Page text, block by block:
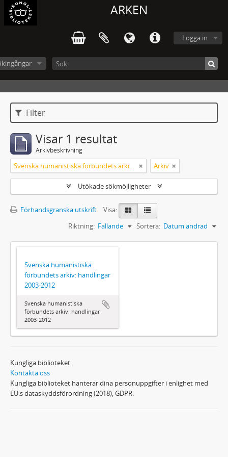
ARKEN
Logga in
Filter
Visar 1 resultat
Arkivbeskrivning
Svenska humanistiska förbundets arkiv: handlingar 2003-2012 Arkiv
Utökade sökmöjligheter
Förhandsgranska utskrift
Visa:
Sortera: Datum ändrad
Riktning: Fallande
Svenska humanistiska
förbundets arkiv: handlingar
2003-2012
Svenska humanistiska
förbundets arkiv: handlingar
2003-2012
Kungliga biblioteket
Kontakta oss
Kungliga biblioteket hanterar dina personuppgifter i enlighet med
EU:s dataskyddsförordning (2018), GDPR.